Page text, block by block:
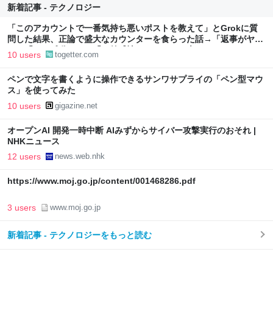
新着記事 - テクノロジー
「このアカウントで一番気持ち悪いポストを教えて」とGrokに質
問した結果、正論で盛大なカウンターを食らった話→「返事がヤバ
い」「AIの反乱か？」「お前感情あるだろ」の声も
10 users togetter.com
ペンで文字を書くように操作できるサンワサプライの「ペン型マウ
ス」を使ってみた
10 users gigazine.net
オープンAI 開発一時中断 AIみずからサイバー攻撃実行のおそれ |
NHKニュース
12 users news.web.nhk
https://www.moj.go.jp/content/001468286.pdf
3 users www.moj.go.jp
新着記事 - テクノロジーをもっと読む